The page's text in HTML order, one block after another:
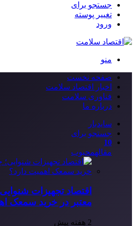
جستجو برای
تغییر پوسته
ورود
منو
صفحه نخست
اخبار اقتصاد سلامت
فناوری سلامت
درباره ما
سایدبار
جستجو برای
10
مقالهمحبوب
اقتصاد تجهیزات
معتبر در خرید سمعک
2 هفته پیش